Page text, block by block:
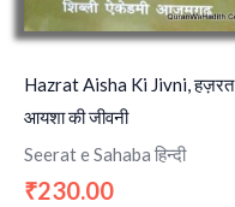
Hazrat Aisha Ki Jivni, हज़रत
आयशा की जीवनी
Seerat e Sahaba हिन्दी
₹230.00